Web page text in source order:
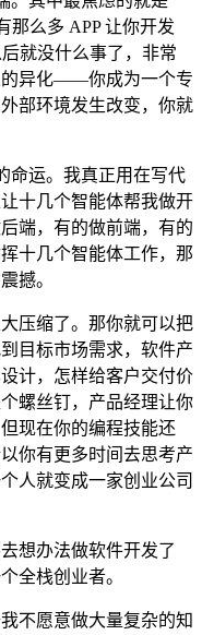
么多 APP 让你开发
就没什么事了，非常
的异化——你成为一个专
部环境发生改变，你就
命运。我真正用在写代
十几个智能体帮我做开
端，有的做前端，有的
十几个智能体工作，那
撼。
压缩了。那你就可以把
目标市场需求，软件产
计，怎样给客户交付价
螺丝钉，产品经理让你
现在你的编程技能还
你有更多时间去思考产
人就变成一家创业公司
想办法做软件开发了
全栈创业者。
不愿意做大量复杂的知